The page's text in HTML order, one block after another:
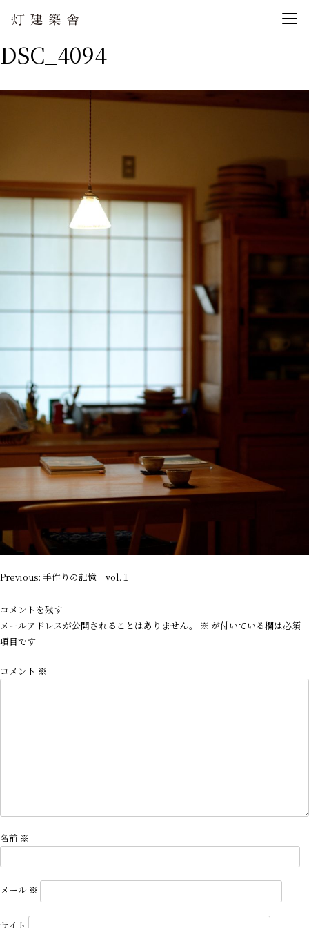
DSC_4094
投
ナ
ビ
ゲ
シ
Previous: 手作りの記憶 vol.１
コメントを残す
メールアドレスが公開されることはありません。
※ が付いている欄は必須
項目です
コメント ※
名前 ※
メール ※
サイト